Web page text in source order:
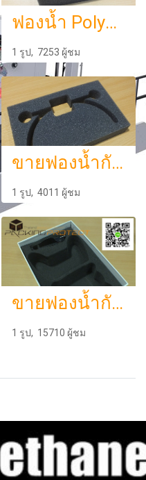
ฟองน้ำ Polyurethane หรือ PU Foam ราคาถูก ฟองน้ำแผ่นใหญ่ขายฟองน้ำกันกระแทก
1 รูป, 7253 ผู้ชม
ขายฟองน้ำกันกระแทกpu ฟองน้ำกันกระแทกราคาถูกรับผลิตขายฟองน้ำกันกระแทกกทม.
1 รูป, 4011 ผู้ชม
ขายฟองน้ำกันกระแทกราคาถูก
1 รูป, 15710 ผู้ชม